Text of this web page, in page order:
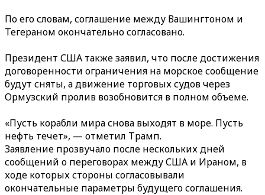
По его словам, соглашение между Вашингтоном и
Тегераном окончательно согласовано.
Президент США также заявил, что после достижения
договоренности ограничения на морское сообщение
будут сняты, а движение торговых судов через
Ормузский пролив возобновится в полном объеме.
«Пусть корабли мира снова выходят в море. Пусть
нефть течет», — отметил Трамп.
Заявление прозвучало после нескольких дней
сообщений о переговорах между США и Ираном, в
ходе которых стороны согласовывали
окончательные параметры будущего соглашения.